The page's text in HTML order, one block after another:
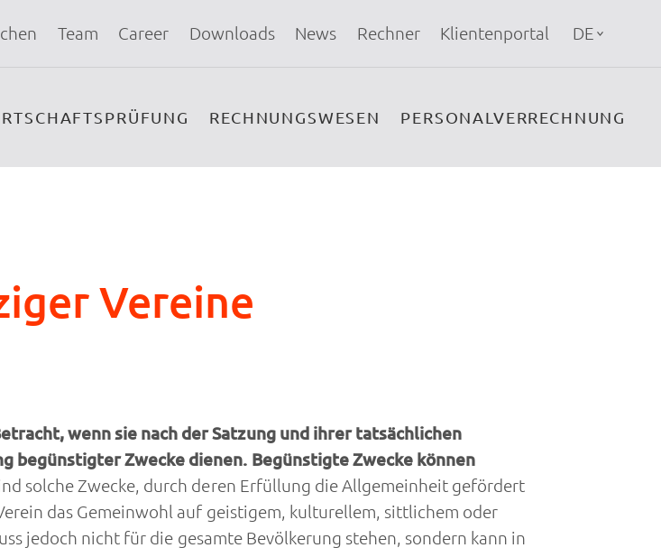
Team Career Downloads News Rechner Klientenportal DE
RECHNUNGSWESEN PERSONALVERRECHNUNG
Vereine
wenn sie nach der Satzung und ihrer tatsächlichen
begünstigter Zwecke dienen. Begünstigte Zwecke können
solche Zwecke, durch deren Erfüllung die Allgemeinheit gefördert
das Gemeinwohl auf geistigem, kulturellem, sittlichem oder
jedoch nicht für die gesamte Bevölkerung stehen, sondern kann in